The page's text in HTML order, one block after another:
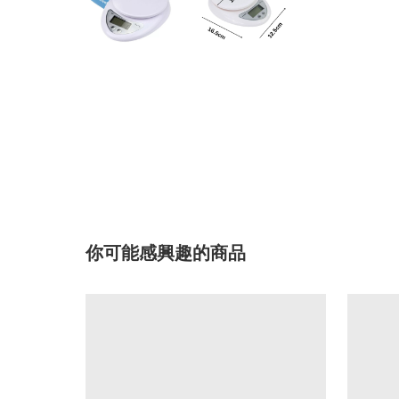
你可能感興趣的商品